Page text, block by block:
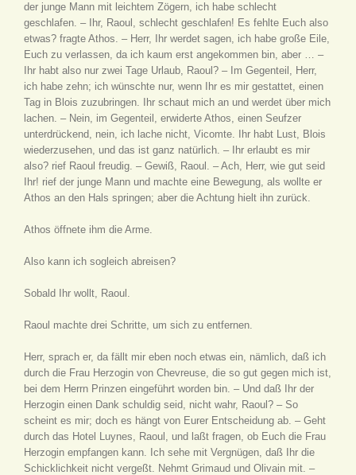
der junge Mann mit leichtem Zögern, ich habe schlecht
geschlafen. – Ihr, Raoul, schlecht geschlafen! Es fehlte Euch also
etwas? fragte Athos. – Herr, Ihr werdet sagen, ich habe große Eile,
Euch zu verlassen, da ich kaum erst angekommen bin, aber … –
Ihr habt also nur zwei Tage Urlaub, Raoul? – Im Gegenteil, Herr,
ich habe zehn; ich wünschte nur, wenn Ihr es mir gestattet, einen
Tag in Blois zuzubringen. Ihr schaut mich an und werdet über mich
lachen. – Nein, im Gegenteil, erwiderte Athos, einen Seufzer
unterdrückend, nein, ich lache nicht, Vicomte. Ihr habt Lust, Blois
wiederzusehen, und das ist ganz natürlich. – Ihr erlaubt es mir
also? rief Raoul freudig. – Gewiß, Raoul. – Ach, Herr, wie gut seid
Ihr! rief der junge Mann und machte eine Bewegung, als wollte er
Athos an den Hals springen; aber die Achtung hielt ihn zurück.
Athos öffnete ihm die Arme.
Also kann ich sogleich abreisen?
Sobald Ihr wollt, Raoul.
Raoul machte drei Schritte, um sich zu entfernen.
Herr, sprach er, da fällt mir eben noch etwas ein, nämlich, daß ich
durch die Frau Herzogin von Chevreuse, die so gut gegen mich ist,
bei dem Herrn Prinzen eingeführt worden bin. – Und daß Ihr der
Herzogin einen Dank schuldig seid, nicht wahr, Raoul? – So
scheint es mir; doch es hängt von Eurer Entscheidung ab. – Geht
durch das Hotel Luynes, Raoul, und laßt fragen, ob Euch die Frau
Herzogin empfangen kann. Ich sehe mit Vergnügen, daß Ihr die
Schicklichkeit nicht vergeßt. Nehmt Grimaud und Olivain mit. –